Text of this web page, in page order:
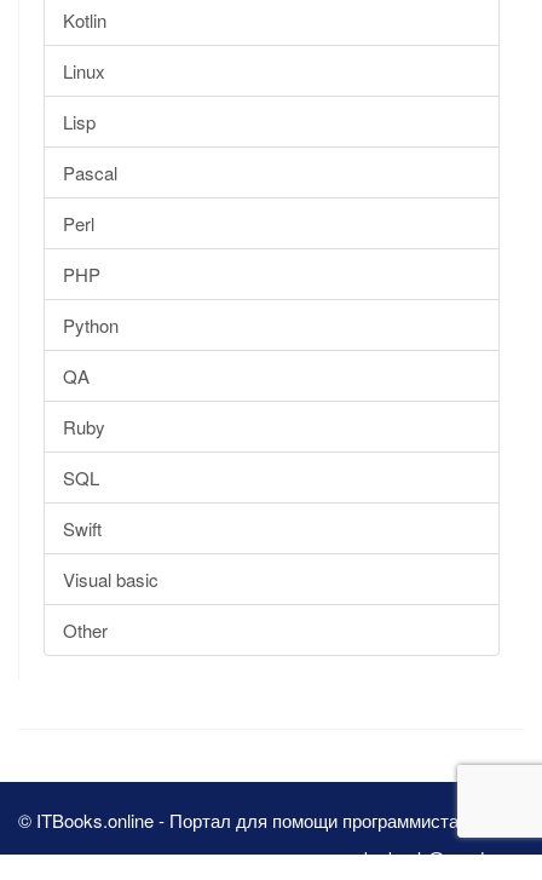
Kotlin
Linux
Lisp
Pascal
Perl
PHP
Python
QA
Ruby
SQL
Swift
Visual basic
Other
© ITBooks.online - Портал для помощи программистам 2026
pbn.book@yandex.ru